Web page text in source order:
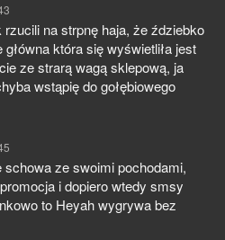
na strpnę haja, że ździebko
główna która się wyświetliła jest
ze strarą wagą sklepową, ja
wstąpię do gołębiowego
ze swoimi pochodami,
i dopiero wtedy smsy
to Heyah wygrywa bez